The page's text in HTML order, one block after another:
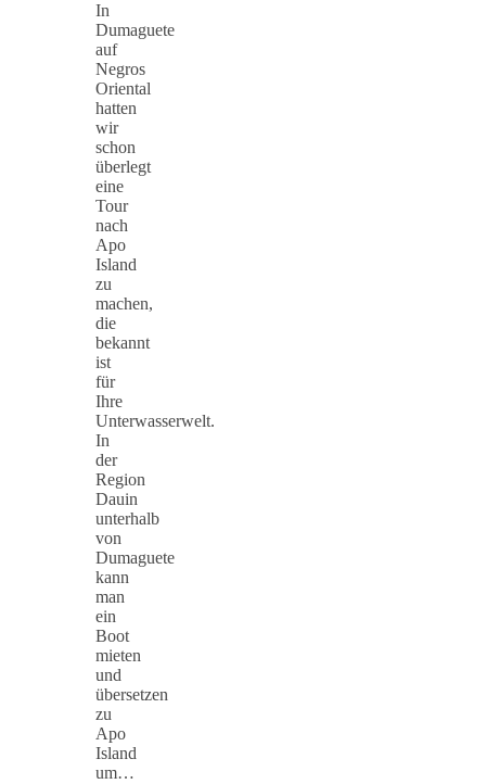
In
Dumaguete
auf
Negros
Oriental
hatten
wir
schon
überlegt
eine
Tour
nach
Apo
Island
zu
machen,
die
bekannt
ist
für
Ihre
Unterwasserwelt.
In
der
Region
Dauin
unterhalb
von
Dumaguete
kann
man
ein
Boot
mieten
und
übersetzen
zu
Apo
Island
um…